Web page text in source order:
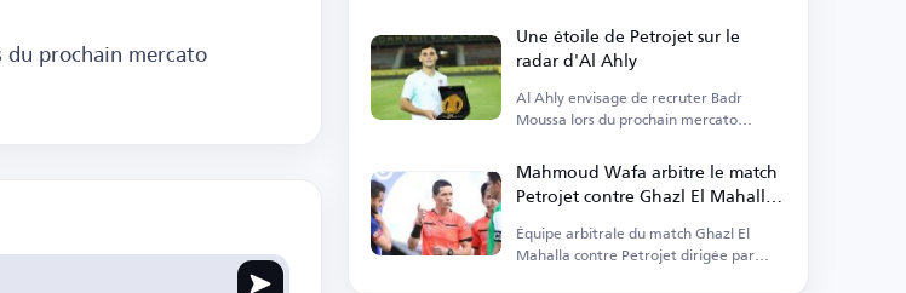
prochain mercato
Une étoile de Petrojet sur le
radar d'Al Ahly
Al Ahly envisage de recruter Badr
Moussa lors du prochain mercato
Mahmoud Wafa arbitre le match
Petrojet contre Ghazl El Mahalla
en championnat
Équipe arbitrale du match Ghazl El
Mahalla contre Petrojet dirigée par